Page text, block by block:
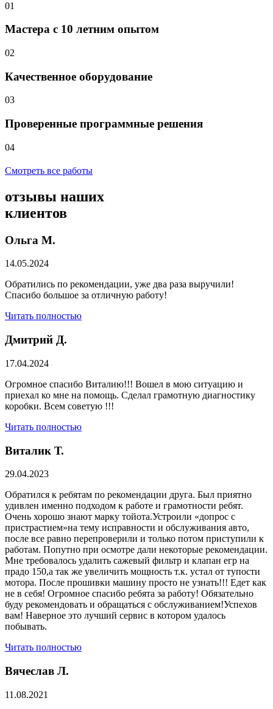
01
Мастера с 10 летним опытом
02
Качественное оборудование
03
Проверенные программные решения
04
Смотреть все работы
отзывы наших
клиентов
Ольга М.
14.05.2024
Обратились по рекомендации, уже два раза выручили!
Спасибо большое за отличную работу!
Читать полностью
Дмитрий Д.
17.04.2024
Огромное спасибо Виталию!!! Вошел в мою ситуацию и
приехал ко мне на помощь. Сделал грамотную диагностику
коробки. Всем советую !!!
Читать полностью
Виталик Т.
29.04.2023
Обратился к ребятам по рекомендации друга. Был приятно
удивлен именно подходом к работе и грамотности ребят.
Очень хорошо знают марку тойота.Устроили «допрос с
пристрастием»на тему исправности и обслуживания авто,
после все равно перепроверили и только потом приступили к
работам. Попутно при осмотре дали некоторые рекомендации.
Мне требовалось удалить сажевый фильтр и клапан егр на
прадо 150,а так же увеличить мощность т.к. устал от тупости
мотора. После прошивки машину просто не узнать!!! Едет как
не в себя! Огромное спасибо ребята за работу! Обязательно
буду рекомендовать и обращаться с обслуживанием!Успехов
вам! Наверное это лучший сервис в котором удалось
побывать.
Читать полностью
Вячеслав Л.
11.08.2021